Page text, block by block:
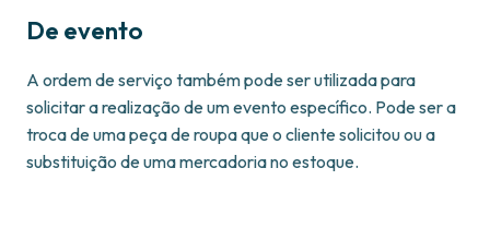
De evento
A ordem de serviço também pode ser utilizada para
solicitar a realização de um evento específico. Pode ser a
troca de uma peça de roupa que o cliente solicitou ou a
substituição de uma mercadoria no estoque.